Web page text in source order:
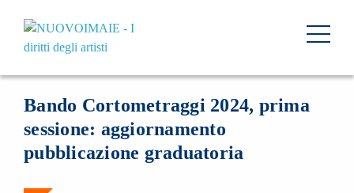
Bando Cortometraggi 2024, prima
sessione: aggiornamento
pubblicazione graduatoria